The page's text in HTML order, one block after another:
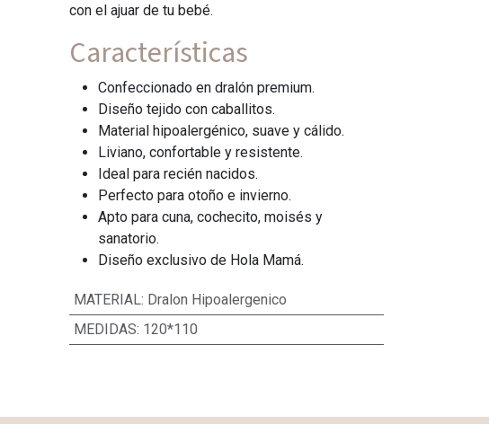
con el ajuar de tu bebé.
Características
Confeccionado en dralón premium.
Diseño tejido con caballitos.
Material hipoalergénico, suave y cálido.
Liviano, confortable y resistente.
Ideal para recién nacidos.
Perfecto para otoño e invierno.
Apto para cuna, cochecito, moisés y
sanatorio.
Diseño exclusivo de Hola Mamá.
MATERIAL: Dralon Hipoalergenico
MEDIDAS: 120*110